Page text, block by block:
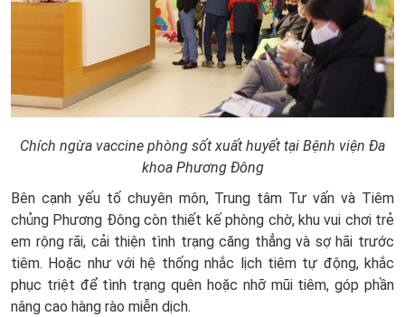
Chích ngừa vaccine phòng sốt xuất huyết tại Bệnh viện Đa
khoa Phương Đông
Bên cạnh yếu tố chuyên môn, Trung tâm Tư vấn và Tiêm
chủng Phương Đông còn thiết kế phòng chờ, khu vui chơi trẻ
em rộng rãi, cải thiện tình trạng căng thẳng và sợ hãi trước
tiêm. Hoặc như với hệ thống nhắc lịch tiêm tự động, khắc
phục triệt để tình trạng quên hoặc nhỡ mũi tiêm, góp phần
nâng cao hàng rào miễn dịch.